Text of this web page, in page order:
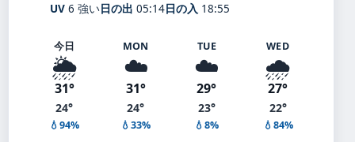
UV 6 強い日の出 05:14日の入 18:55
今日
🌦️
31°
24°
💧94%
MON
☁️
31°
24°
💧33%
TUE
☁️
29°
23°
💧8%
WED
🌧️
27°
22°
💧84%